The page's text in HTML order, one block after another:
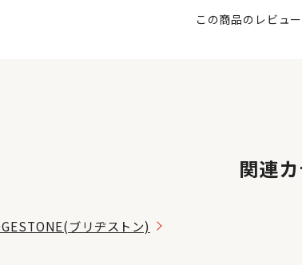
この商品のレビュ
関連
ブリヂストン)